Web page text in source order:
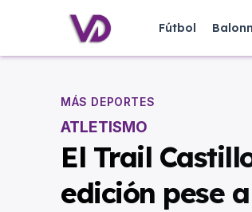
Fútbol
MÁS DEPORTES
ATLETISMO
El Trail
edición pese